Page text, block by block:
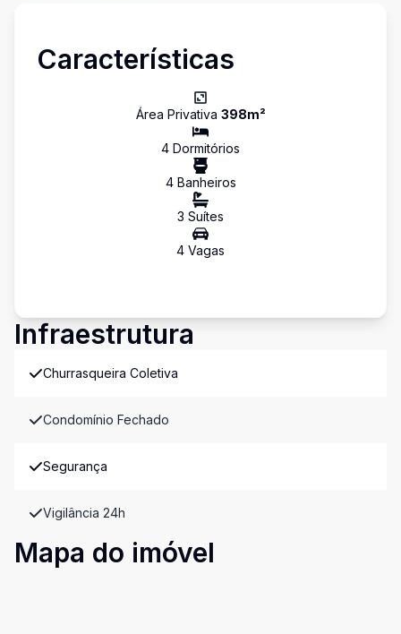
Características
Área Privativa 398m²
4 Dormitórios
4Banheiros
3 Suítes
4 Vagas
Infraestrutura
Churrasqueira Coletiva
Condomínio Fechado
Segurança
Vigilância 24h
Mapa do imóvel